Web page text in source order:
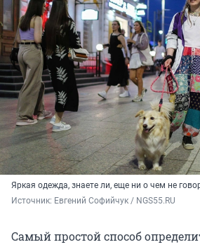
Яркая одежда, знаете ли, еще ни о чем не
Источник: Евгений Софийчук / NGS55.RU
Самый простой способ